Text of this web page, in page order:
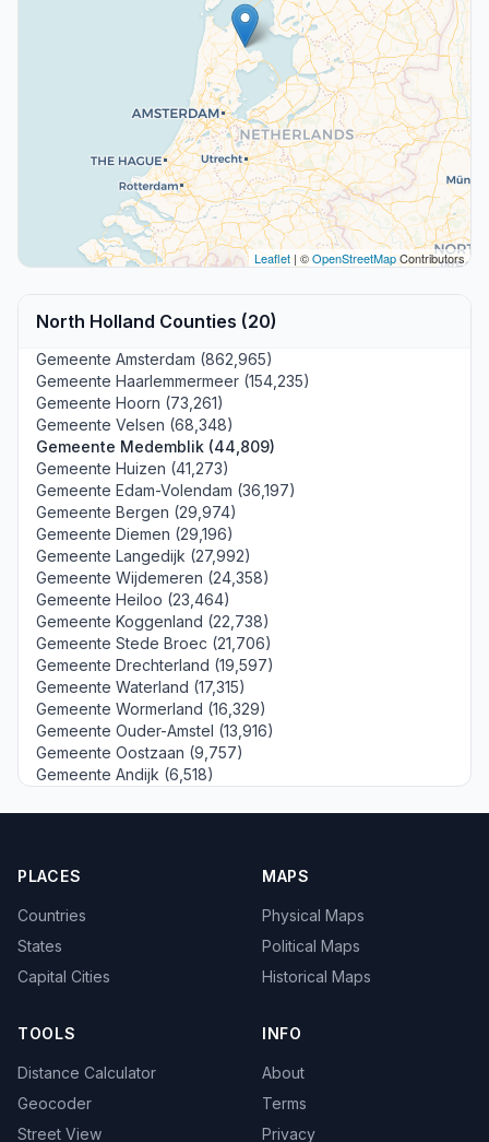
Leaflet| ©OpenStreetMapContributors
North Holland Counties (20)
Gemeente Amsterdam (862,965)
Gemeente Haarlemmermeer (154,235)
Gemeente Hoorn (73,261)
Gemeente Velsen (68,348)
Gemeente Medemblik (44,809)
Gemeente Huizen (41,273)
Gemeente Edam-Volendam (36,197)
Gemeente Bergen (29,974)
Gemeente Diemen (29,196)
Gemeente Langedijk (27,992)
Gemeente Wijdemeren (24,358)
Gemeente Heiloo (23,464)
Gemeente Koggenland (22,738)
Gemeente Stede Broec (21,706)
Gemeente Drechterland (19,597)
Gemeente Waterland (17,315)
Gemeente Wormerland (16,329)
Gemeente Ouder-Amstel (13,916)
Gemeente Oostzaan (9,757)
Gemeente Andijk (6,518)
PLACES
Countries
States
Capital Cities
MAPS
Physical Maps
Political Maps
Historical Maps
TOOLS
Distance Calculator
Geocoder
Street View
INFO
About
Terms
Privacy